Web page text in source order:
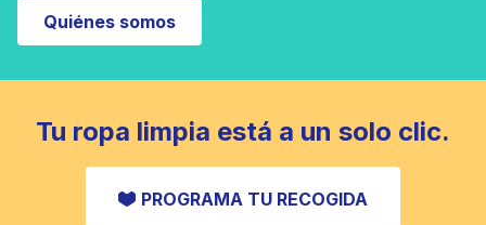
Quiénes somos
Tu ropa limpia está a un solo clic.
PROGRAMA TU RECOGIDA